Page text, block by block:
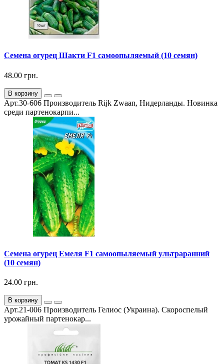
Семена огурец Шакти F1 самоопыляемый (10 семян)
48.00 грн.
В корзину
Арт.30-606 Производитель Rijk Zwaan, Нидерланды. Новинка
среди партенокарпи...
Семена огурец Емеля F1 самоопыляемый ультраранний
(10 семян)
24.00 грн.
В корзину
Арт.21-006 Производитель Гелиос (Украина). Скороспелый
урожайный партенокар...